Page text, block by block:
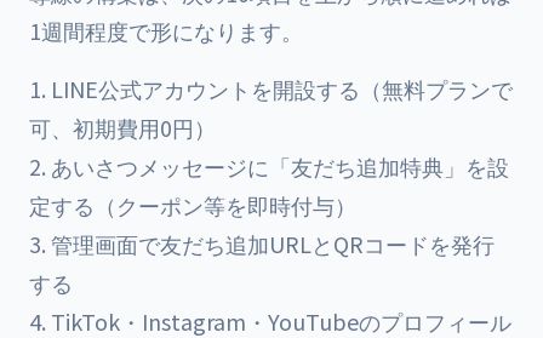
1週間程度で形になります。
LINE公式アカウントを開設する（無料プランで
可、初期費用0円）
あいさつメッセージに「友だち追加特典」を設
定する（クーポン等を即時付与）
管理画面で友だち追加URLとQRコードを発行
する
TikTok・Instagram・YouTubeのプロフィール